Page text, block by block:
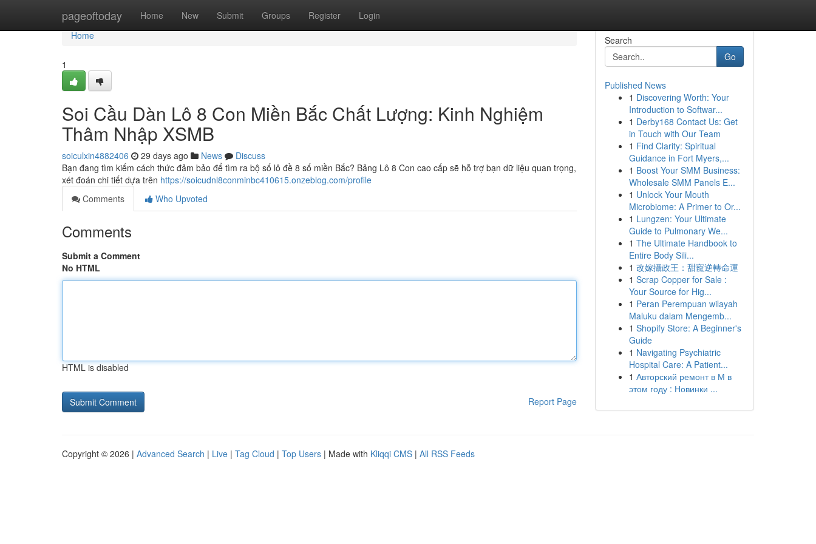
pageoftoday Home New Submit Groups Register Login
Home
Home
1
Soi Cầu Dàn Lô 8 Con Miền Bắc Chất Lượng: Kinh Nghiệm
Thâm Nhập XSMB
soiculxin4882406 29 days ago News
Discuss
Bạn đang tìm kiếm cách thức đảm bảo để tìm ra bộ số lô đề 8 số miền Bắc? Bảng Lô 8 Con cao cấp sẽ hỗ trợ bạn dữ liệu quan trọng,
xét đoán chi tiết dựa trên https://soicudnl8conminbc410615.onzeblog.com/profile
Comments
Who Upvoted
Comments
Submit a Comment
No HTML
HTML is disabled
Report Page
Search
Go
Published News
1 Discovering Worth: Your
Introduction to Softwar...
1 Derby168 Contact Us: Get
in Touch with Our Team
1 Find Clarity: Spiritual
Guidance in Fort Myers,...
1 Boost Your SMM Business:
Wholesale SMM Panels E...
1 Unlock Your Mouth
Microbiome: A Primer to Or...
1 Lungzen: Your Ultimate
Guide to Pulmonary We...
1 The Ultimate Handbook to
Entire Body Sili...
1 改嫁攝政王：甜寵逆轉命運
1 Scrap Copper for Sale :
Your Source for Hig...
1 Peran Perempuan wilayah
Maluku dalam Mengemb...
1 Shopify Store: A Beginner's
Guide
1 Navigating Psychiatric
Hospital Care: A Patient...
1 Авторский ремонт в М в
этом году : Новинки ...
Copyright © 2026 | Advanced Search | Live | Tag Cloud | Top Users | Made with Kliqqi CMS | All RSS Feeds